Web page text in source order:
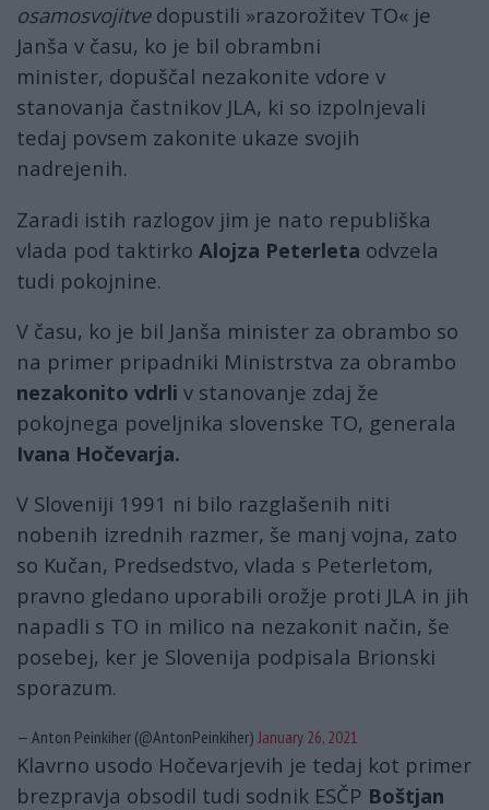
osamosvojitvedopustili »razorožitev TO« je
Janša v času, ko je bil obrambni
minister, dopuščal nezakonite vdore v
stanovanja častnikov JLA, ki so izpolnjevali
tedaj povsem zakonite ukaze svojih
nadrejenih.
Zaradi istih razlogov jim je nato republiška
vlada pod taktirko Alojza Peterleta odvzela
tudi pokojnine.
V času, ko je bil Janša minister za obrambo so
na primer pripadniki Ministrstva za obrambo
nezakonito vdrli v stanovanje zdaj že
pokojnega poveljnika slovenske TO, generala
Ivana Hočevarja.
V Sloveniji 1991 ni bilo razglašenih niti
nobenih izrednih razmer, še manj vojna, zato
so Kučan, Predsedstvo, vlada s Peterletom,
pravno gledano uporabili orožje proti JLA in jih
napadli s TO in milico na nezakonit način, še
posebej, ker je Slovenija podpisala Brionski
sporazum.
— Anton Peinkiher (@AntonPeinkiher) January 26, 2021
Klavrno usodo Hočevarjevih je tedaj kot primer
brezpravja obsodil tudi sodnik ESČP Boštjan